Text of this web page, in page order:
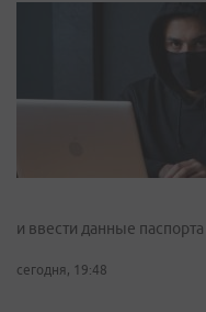
и ввести данные
сегодня, 19:48